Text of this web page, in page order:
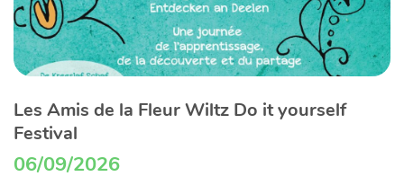
Les Amis de la Fleur Wiltz Do it yourself
Festival
06/09/2026